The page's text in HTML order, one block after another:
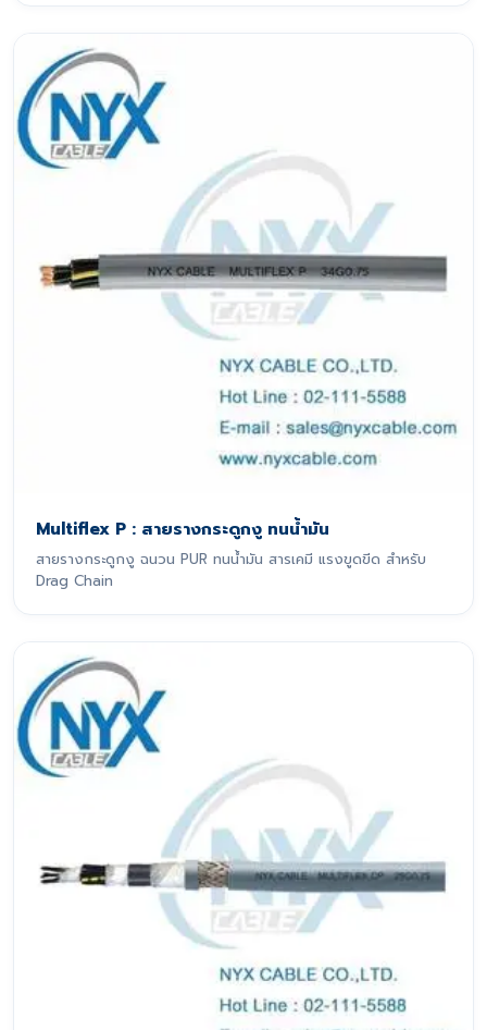
Multiflex P : สายรางกระดูกงู ทนน้ำมัน
สายรางกระดูกงู ฉนวน PUR ทนน้ำมัน สารเคมี แรงขูดขีด สำหรับ
Drag Chain